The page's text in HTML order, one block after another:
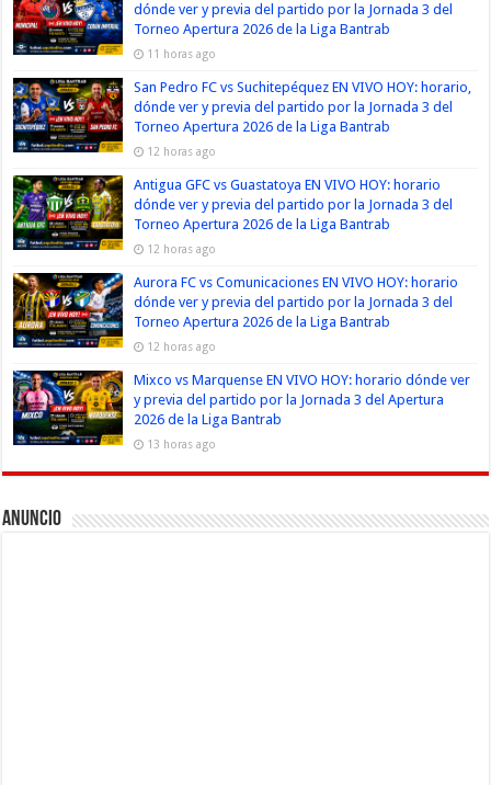
dónde ver y previa del partido por la Jornada 3 del
Torneo Apertura 2026 de la Liga Bantrab
11 horas ago
San Pedro FC vs Suchitepéquez EN VIVO HOY: horario,
dónde ver y previa del partido por la Jornada 3 del
Torneo Apertura 2026 de la Liga Bantrab
12 horas ago
Antigua GFC vs Guastatoya EN VIVO HOY: horario
dónde ver y previa del partido por la Jornada 3 del
Torneo Apertura 2026 de la Liga Bantrab
12 horas ago
Aurora FC vs Comunicaciones EN VIVO HOY: horario
dónde ver y previa del partido por la Jornada 3 del
Torneo Apertura 2026 de la Liga Bantrab
12 horas ago
Mixco vs Marquense EN VIVO HOY: horario dónde ver
y previa del partido por la Jornada 3 del Apertura
2026 de la Liga Bantrab
13 horas ago
Anuncio